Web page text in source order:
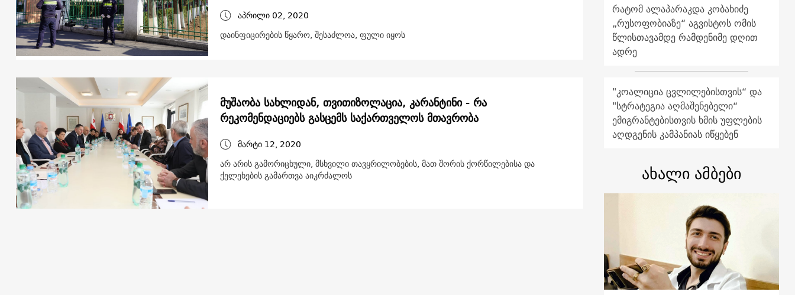
აპრილი 02, 2020
დაინფიცირების წყარო, შესაძლოა, ფული იყოს
მუშაობა სახლიდან, თვითიზოლაცია, კარანტინი - რა
რეკომენდაციებს გასცემს საქართველოს მთავრობა
მარტი 12, 2020
არ არის გამორიცხული, მსხვილი თავყრილობების, მათ შორის ქორწილებისა და
ქელეხების გამართვა აიკრძალოს
რატომ ალაპარაკდა კობახიძე
„რუსოფობიაზე“ აგვისტოს ომის
წლისთავამდე რამდენიმე დღით
ადრე
"კოალიცია ცვლილებისთვის“ და
"სტრატეგია აღმაშენებელი“
ემიგრანტებისთვის ხმის უფლების
აღდგენის კამპანიას იწყებენ
ახალი ამბები